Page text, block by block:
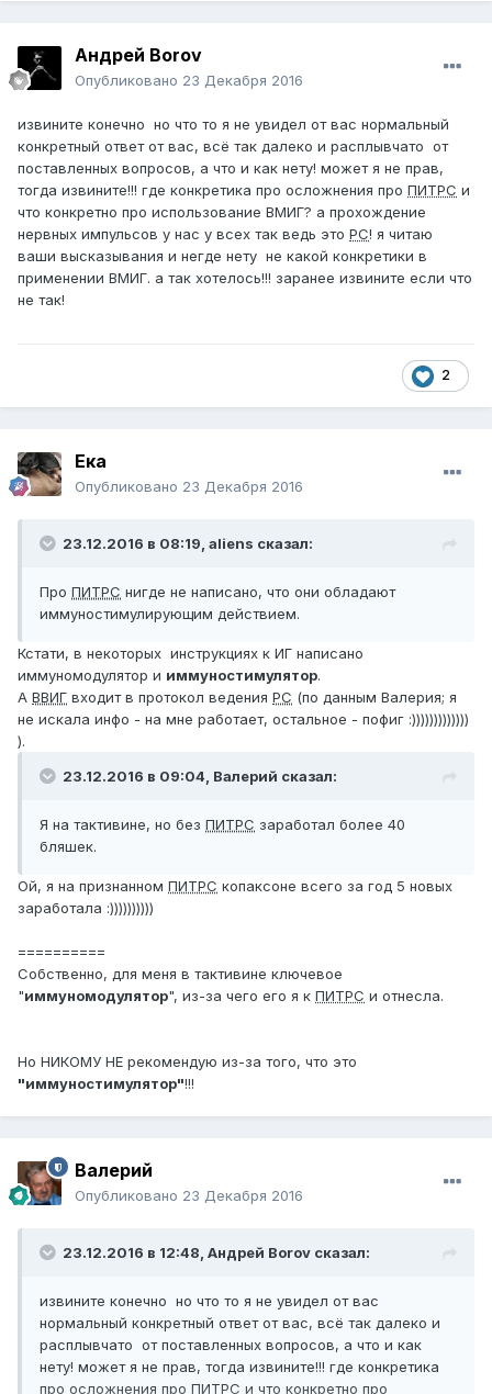
Андрей Borov
Опубликовано 23 Декабря 2016
извините конечно но что то я не увидел от вас нормальный
конкретный ответ от вас, всё так далеко и расплывчато от
поставленных вопросов, а что и как нету! может я не прав,
тогда извините!!! где конкретика про осложнения про ПИТРС и
что конкретно про использование ВМИГ? а прохождение
нервных импульсов у нас у всех так ведь это РС! я читаю
ваши высказывания и негде нету не какой конкретики в
применении ВМИГ. а так хотелось!!! заранее извините если что
не так!
2
Ека
Опубликовано 23 Декабря 2016
23.12.2016 в 08:19, aliens сказал:
Про ПИТРС нигде не написано, что они обладают
иммуностимулирующим действием.
Кстати, в некоторых инструкциях к ИГ написано
иммуномодулятор и иммуностимулятор.
А ВВИГ входит в протокол ведения РС (по данным Валерия; я
не искала инфо - на мне работает, остальное - пофиг :)))))))))))))
).
23.12.2016 в 09:04, Валерий сказал:
Я на тактивине, но без ПИТРС заработал более 40
бляшек.
Ой, я на признанном ПИТРС копаксоне всего за год 5 новых
заработала :))))))))))
==========
Собственно, для меня в тактивине ключевое
"иммуномодулятор", из-за чего его я к ПИТРС и отнесла.
Но НИКОМУ НЕ рекомендую из-за того, что это
"иммуностимулятор"!!!
Валерий
Опубликовано 23 Декабря 2016
23.12.2016 в 12:48, Андрей Borov сказал:
извините конечно но что то я не увидел от вас
нормальный конкретный ответ от вас, всё так далеко и
расплывчато от поставленных вопросов, а что и как
нету! может я не прав, тогда извините!!! где конкретика
про осложнения про ПИТРС и что конкретно про